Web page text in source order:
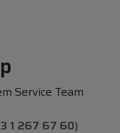
Service Team
1 267 67 60)